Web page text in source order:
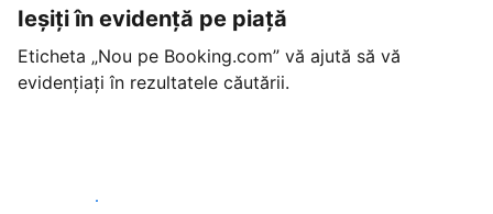
Ieșiți în evidență pe piață
Eticheta „Nou pe Booking.com” vă ajută să vă
evidențiați în rezultatele căutării.
Începeți astăzi